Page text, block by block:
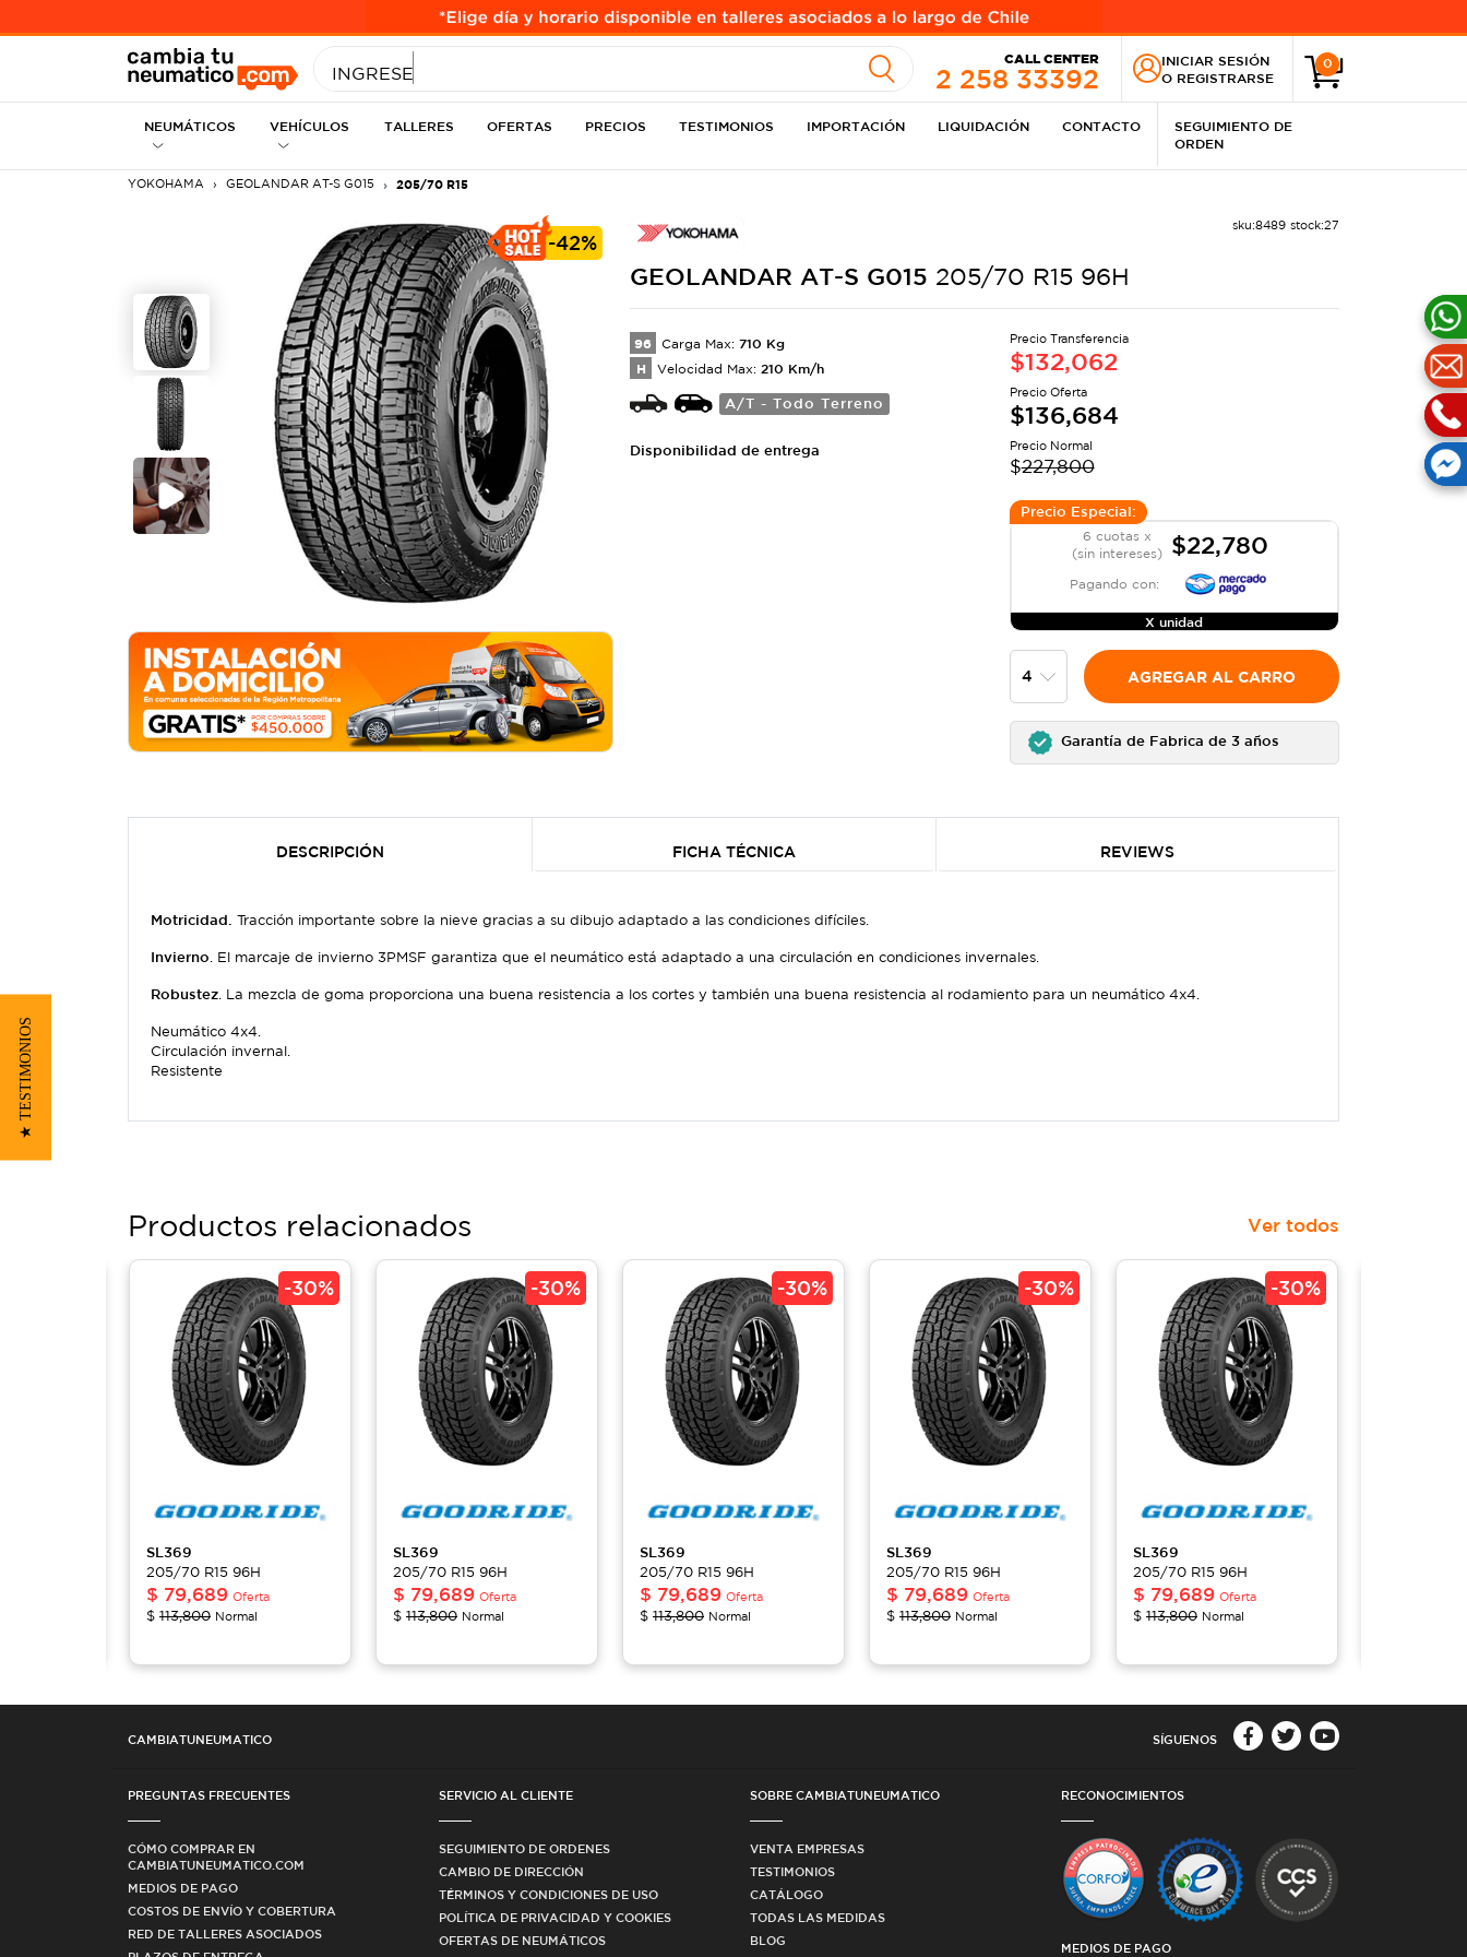
INGRESE MEDIDA
CALL CENTER
2 258 33392
INICIAR SESIÓN
O REGISTRARSE
0
NEUMÁTICOS VEHÍCULOS TALLERES OFERTAS PRECIOS TESTIMONIOS IMPORTACIÓN LIQUIDACIÓN CONTACTO
SEGUIMIENTO DE
ORDEN
YOKOHAMA GEOLANDAR AT-S G015 205/70 R15
-42%
sku:8489 stock:27
GEOLANDAR AT-S G015 205/70 R15 96H
96 Carga Max: 710 Kg
H Velocidad Max: 210 Km/h
A/T - Todo Terreno
Disponibilidad de entrega
Precio Transferencia
$132,062
Precio Oferta
$136,684
Precio Normal
$227,800
Precio Especial:
6 cuotas x
(sin intereses)
$22,780
Pagando con:
X unidad
AGREGAR AL CARRO
Garantía de Fabrica de 3 años
DESCRIPCIÓN FICHA TÉCNICA REVIEWS
Motricidad. Tracción importante sobre la nieve gracias a su dibujo adaptado a las condiciones difíciles.
Invierno. El marcaje de invierno 3PMSF garantiza que el neumático está adaptado a una circulación en condiciones invernales.
Robustez. La mezcla de goma proporciona una buena resistencia a los cortes y también una buena resistencia al rodamiento para un neumático 4x4.
Neumático 4x4.
Circulación invernal.
Resistente
Productos relacionados Ver todos
-30%
SL369
205/70 R15 96H
$ 79,689 Oferta
$ 113,800 Normal
-30%
SL369
205/70 R15 96H
$ 79,689 Oferta
$ 113,800 Normal
-30%
SL369
205/70 R15 96H
$ 79,689 Oferta
$ 113,800 Normal
-30%
SL369
205/70 R15 96H
$ 79,689 Oferta
$ 113,800 Normal
-30%
SL369
205/70 R15 96H
$ 79,689 Oferta
$ 113,800 Normal
CAMBIATUNEUMATICO SÍGUENOS
PREGUNTAS FRECUENTES
CÓMO COMPRAR EN
CAMBIATUNEUMATICO.COM
MEDIOS DE PAGO
COSTOS DE ENVÍO Y COBERTURA
RED DE TALLERES ASOCIADOS
SERVICIO AL CLIENTE
SEGUIMIENTO DE ORDENES
CAMBIO DE DIRECCIÓN
TÉRMINOS Y CONDICIONES DE USO
POLÍTICA DE PRIVACIDAD Y COOKIES
OFERTAS DE NEUMÁTICOS
SOBRE CAMBIATUNEUMATICO
VENTA EMPRESAS
TESTIMONIOS
CATÁLOGO
TODAS LAS MEDIDAS
BLOG
RECONOCIMIENTOS
MEDIOS DE PAGO
★ TESTIMONIOS